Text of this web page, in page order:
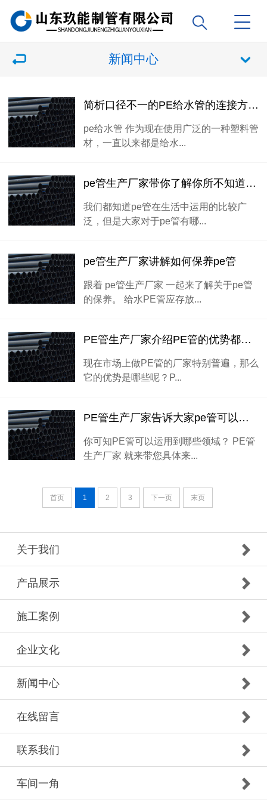
新闻中心
简析口径不一的PE给水管的连接方法有哪些
pe给水管 作为现在使用广泛的一种塑料管
材，一直以来都是给水...
pe管生产厂家带你了解你所不知道的pe管特性
我们都知道pe管在生活中运用的比较广
泛，但是大家对于pe管有哪...
pe管生产厂家讲解如何保养pe管
跟着 pe管生产厂家 一起来了解关于pe管
的保养。 给水PE管应存放...
PE管生产厂家介绍PE管的优势都有哪些
现在市场上做PE管的厂家特别普遍，那么
它的优势是哪些呢？P...
PE管生产厂家告诉大家pe管可以运用到哪些地方
你可知PE管可以运用到哪些领域？ PE管
生产厂家 就来带您具体来...
首页 1 2 3 下一页 末页
关于我们
产品展示
施工案例
企业文化
新闻中心
在线留言
联系我们
车间一角